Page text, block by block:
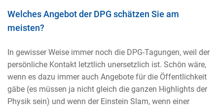
Welches Angebot der DPG schätzen Sie am
meisten?
In gewisser Weise immer noch die DPG-Tagungen, weil der
persönliche Kontakt letztlich unersetzlich ist. Schön wäre,
wenn es dazu immer auch Angebote für die Öffentlichkeit
gäbe (es müssen ja nicht gleich die ganzen Highlights der
Physik sein) und wenn der Einstein Slam, wenn einer